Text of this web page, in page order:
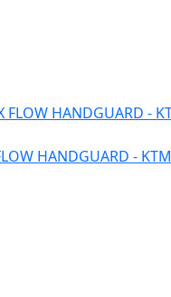
HANDGUARD - KTM